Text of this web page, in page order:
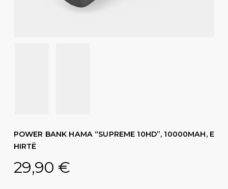
POWER BANK HAMA “SUPREME 10HD”, 10000MAH, E
HIRTË
29,90€